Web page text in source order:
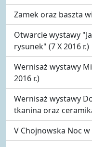
Zamek oraz baszta
Otwarcie wystawy
rysunek" (7 X 2016 r.)
Wernisaż wystawy
2016 r.)
Wernisaż wystawy
tkanina oraz
V Chojnowska Noc